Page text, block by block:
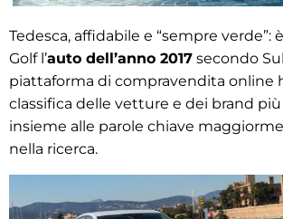
Tedesca, affidabile e “sempre verde”:
Golf l’auto dell’anno 2017 secondo
piattaforma di compravendita online
classifica delle vetture e dei brand
insieme alle parole chiave
nella ricerca.